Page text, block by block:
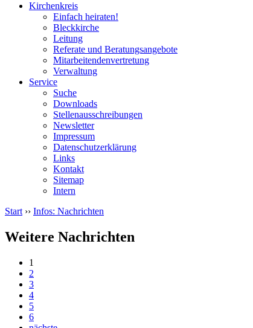
Kirchenkreis
Einfach heiraten!
Bleckkirche
Leitung
Referate und Beratungsangebote
Mitarbeitendenvertretung
Verwaltung
Service
Suche
Downloads
Stellenausschreibungen
Newsletter
Impressum
Datenschutzerklärung
Links
Kontakt
Sitemap
Intern
Start ›› Infos: Nachrichten
Weitere Nachrichten
1
2
3
4
5
6